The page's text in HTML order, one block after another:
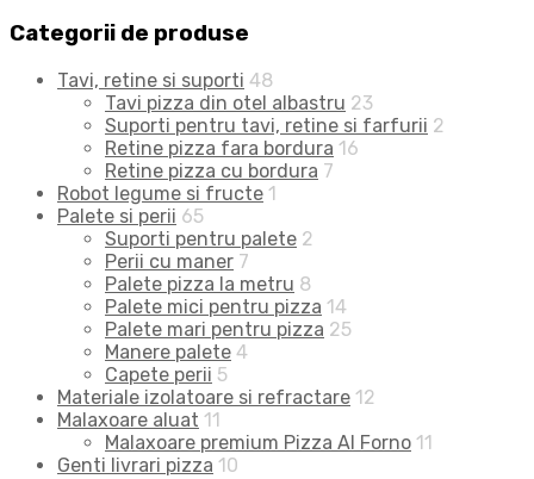
Categorii de produse
Tavi, retine si suporti 48
Tavi pizza din otel albastru 23
Suporti pentru tavi, retine si farfurii 2
Retine pizza fara bordura 16
Retine pizza cu bordura 7
Robot legume si fructe 1
Palete si perii 65
Suporti pentru palete 2
Perii cu maner 7
Palete pizza la metru 8
Palete mici pentru pizza 14
Palete mari pentru pizza 25
Manere palete 4
Capete perii 5
Materiale izolatoare si refractare 12
Malaxoare aluat 11
Malaxoare premium Pizza Al Forno 11
Genti livrari pizza 10